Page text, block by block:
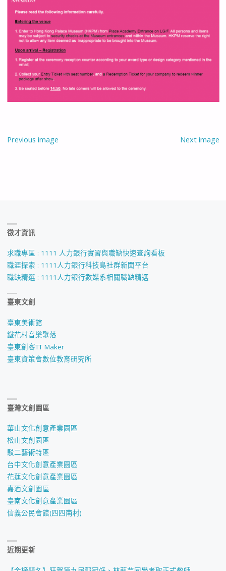
Previous image Next image
徵才資訊
求職專區 : 1111 人力銀行實習與職缺快速查詢看板
職涯探索 : 1111人力銀行科技島社群新聞平台
職缺精選 : 1111人力銀行數媒系相關職缺精選
臺東文創
臺東美術館
鐵花村音樂聚落
臺東創客TT Maker
臺東資策會數位教育研究所
臺灣文創園區
華山文化創意產業園區
松山文創園區
駁二藝術特區
台中文化創意產業園區
花蓮文化創意產業園區
嘉酒文創園區
臺南文化創意產業園區
信義公民會館(四四南村)
近期更新